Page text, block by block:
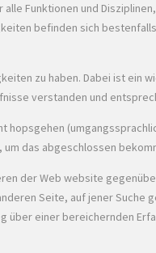
Funktionen und
befinden sich
zu haben. Dabei ist ein
verstanden und
um das abgeschlossen
der Web website
Seite, auf jener
über einer bereichernden